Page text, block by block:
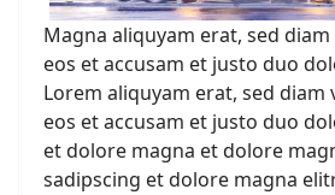
Search
Magna aliquyam erat, sed
eos et accusam et justo duo
Lorem aliquyam erat, sed diam
eos et accusam et justo duo
et dolore magna et dolore
sadipscing et dolore magna